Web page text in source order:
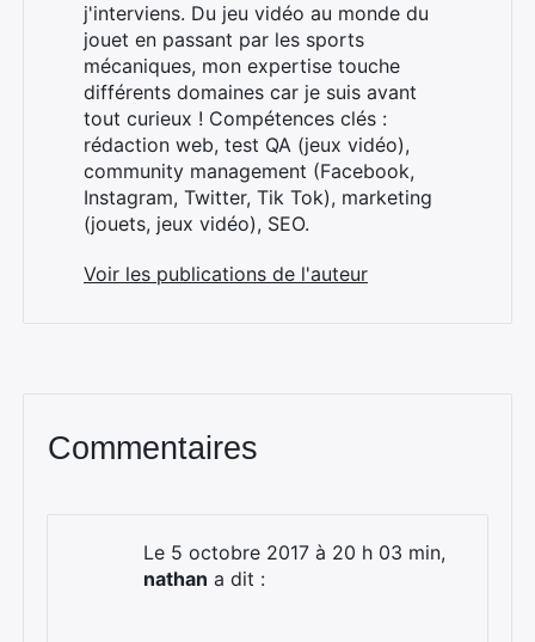
j'interviens. Du jeu vidéo au monde du
jouet en passant par les sports
mécaniques, mon expertise touche
différents domaines car je suis avant
tout curieux ! Compétences clés :
rédaction web, test QA (jeux vidéo),
community management (Facebook,
Instagram, Twitter, Tik Tok), marketing
(jouets, jeux vidéo), SEO.
Voir les publications de l'auteur
Commentaires
Le 5 octobre 2017 à 20 h 03 min,
nathan a dit :